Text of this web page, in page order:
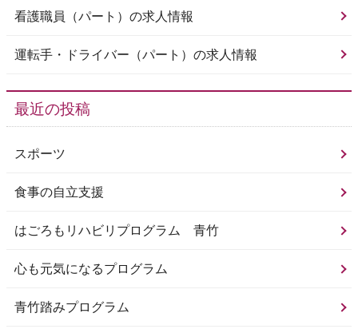
看護職員（パート）の求人情報
運転手・ドライバー（パート）の求人情報
最近の投稿
スポーツ
食事の自立支援
はごろもリハビリプログラム 青竹
心も元気になるプログラム
青竹踏みプログラム